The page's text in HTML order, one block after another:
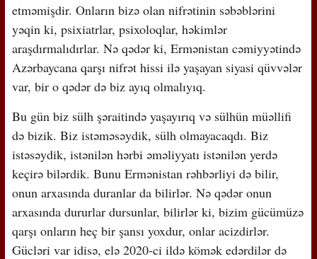
etməmişdir. Onların bizə olan nifrətinin səbəblərini
yəqin ki, psixiatrlar, psixoloqlar, həkimlər
araşdırmalıdırlar. Nə qədər ki, Ermənistan cəmiyyətində
Azərbaycana qarşı nifrət hissi ilə yaşayan siyasi qüvvələr
var, bir o qədər də biz ayıq olmalıyıq.
Bu gün biz sülh şəraitində yaşayırıq və sülhün müəllifi
də bizik. Biz istəməsəydik, sülh olmayacaqdı. Biz
istəsəydik, istənilən hərbi əməliyyatı istənilən yerdə
keçirə bilərdik. Bunu Ermənistan rəhbərliyi də bilir,
onun arxasında duranlar da bilirlər. Nə qədər onun
arxasında dururlar dursunlar, bilirlər ki, bizim gücümüzə
qarşı onların heç bir şansı yoxdur, onlar acizdirlər.
Gücləri var idisə, elə 2020-ci ildə kömək edərdilər də